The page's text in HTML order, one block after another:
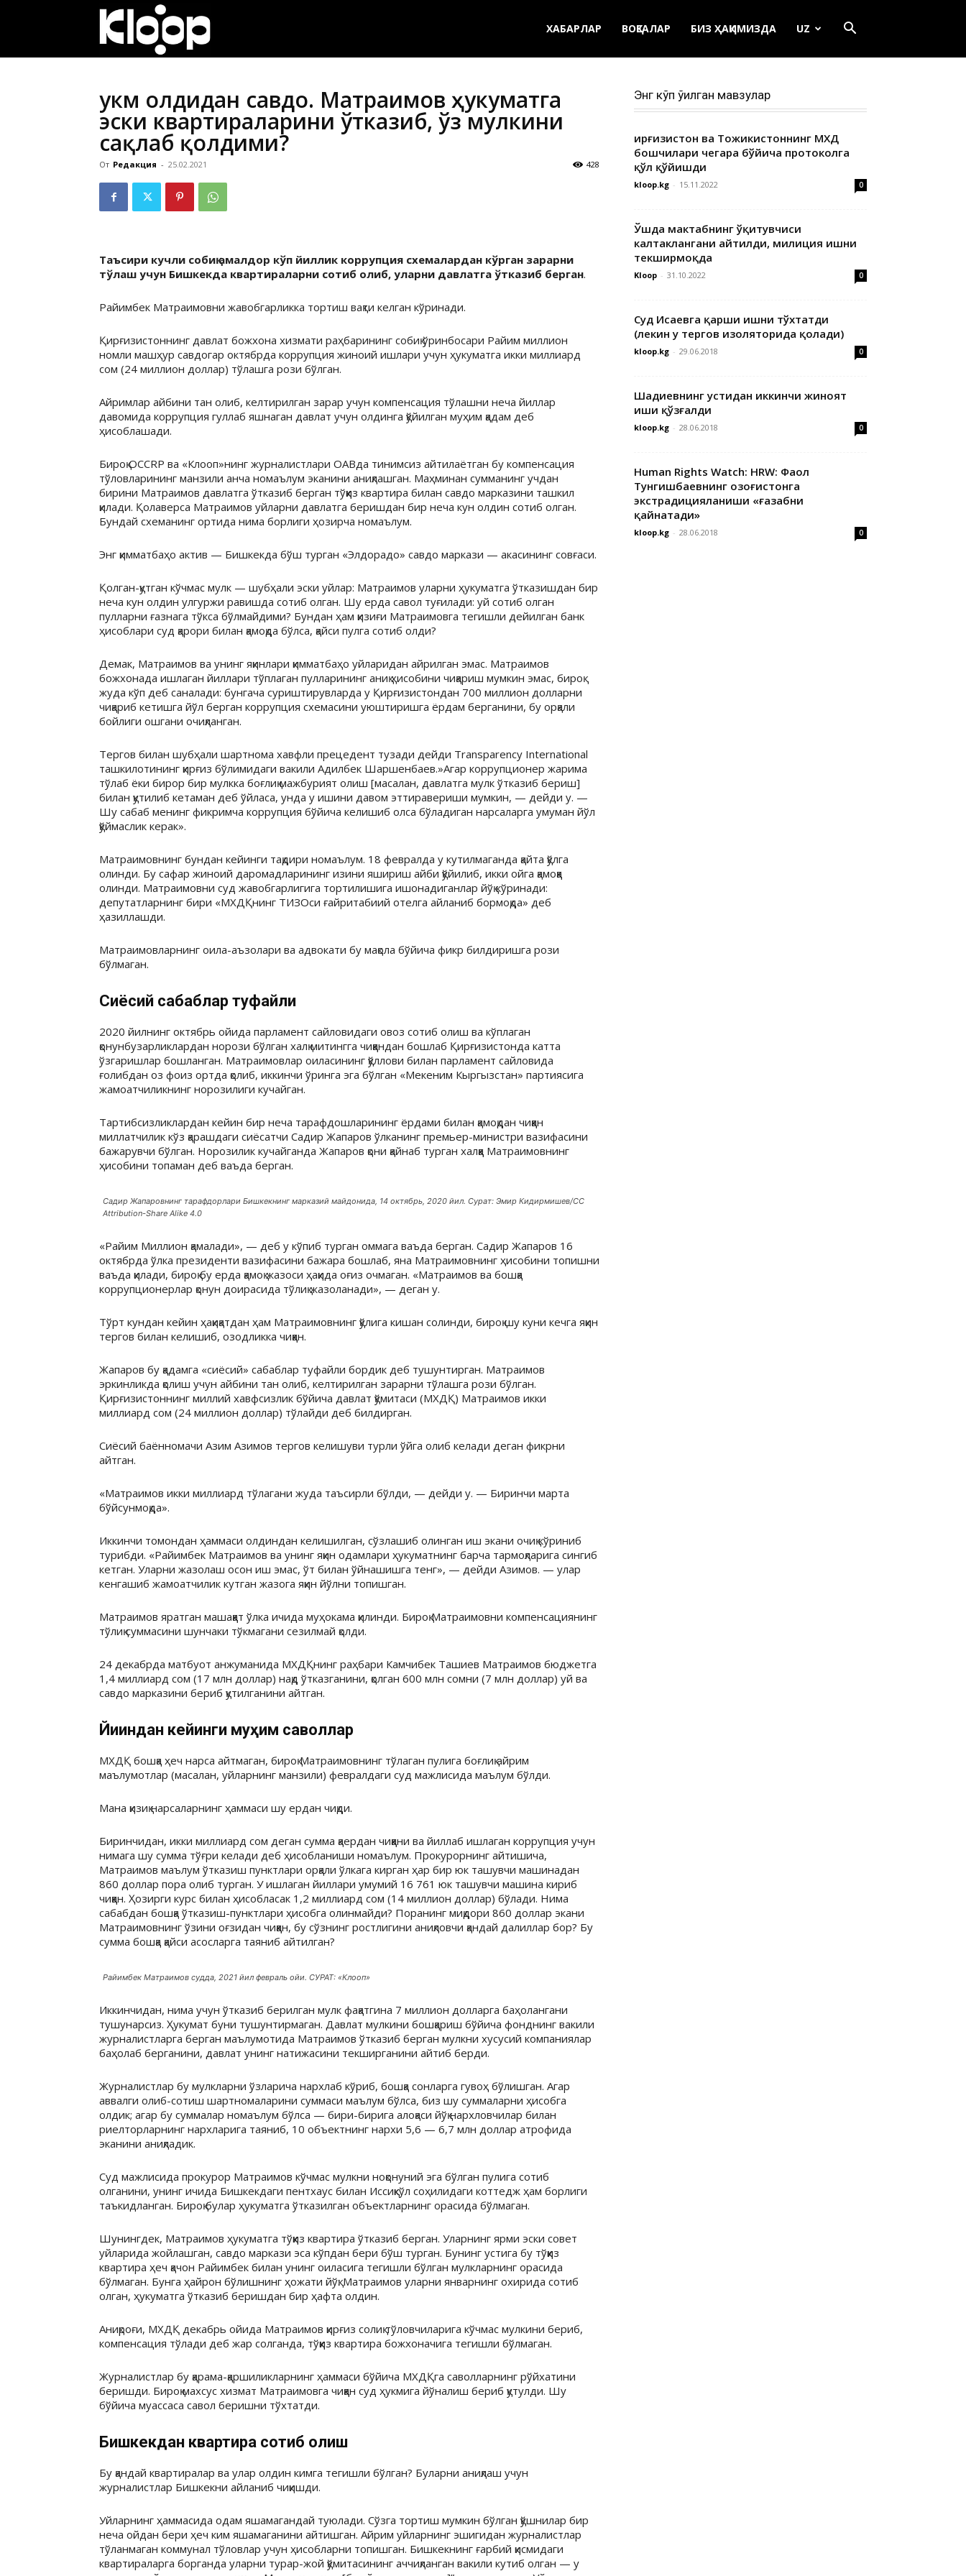
ХАБАРЛАР ВОҚЕАЛАР БИЗ ҲАҚИМИЗДА UZ
Ҳукм олдидан савдо. Матраимов ҳукуматга
эски квартираларини ўтказиб, ўз мулкини
сақлаб қолдими?
От Редакция - 25.02.2021 428
Таъсири кучли собиқ амалдор кўп йиллик коррупция схемалардан кўрган зарарни
тўлаш учун Бишкекда квартираларни сотиб олиб, уларни давлатга ўтказиб берган.
Райимбек Матраимовни жавобгарликка тортиш вақти келган кўринади.
Қирғизистоннинг давлат божхона хизмати раҳбарининг собиқ ўринбосари Райим миллион
номли машҳур савдогар октябрда коррупция жиноий ишлари учун ҳукуматга икки миллиард
сом (24 миллион доллар) тўлашга рози бўлган.
Айримлар айбини тан олиб, келтирилган зарар учун компенсация тўлашни неча йиллар
давомида коррупция гуллаб яшнаган давлат учун олдинга қўйилган муҳим қадам деб
ҳисоблашади.
Бироқ OCCRP ва «Клооп»нинг журналистлари ОАВда тинимсиз айтилаётган бу компенсация
тўловларининг манзили анча номаълум эканини аниқлашган. Маҳминан сумманинг учдан
бирини Матраимов давлатга ўтказиб берган тўққиз квартира билан савдо марказини ташкил
қилади. Қолаверса Матраимов уйларни давлатга беришдан бир неча кун олдин сотиб олган.
Бундай схеманинг ортида нима борлиги ҳозирча номаълум.
Энг қимматбаҳо актив — Бишкекда бўш турган «Элдорадо» савдо маркази — акасининг совғаси.
Қолган-қутган кўчмас мулк — шубҳали эски уйлар: Матраимов уларни ҳукуматга ўтказишдан бир
неча кун олдин улгуржи равишда сотиб олган. Шу ерда савол туғилади: уй сотиб олган
пулларни ғазнага тўкса бўлмайдими? Бундан ҳам қизиғи Матраимовга тегишли дейилган банк
ҳисоблари суд қарори билан қамоқда бўлса, қайси пулга сотиб олди?
Демак, Матраимов ва унинг яқинлари қимматбаҳо уйларидан айрилган эмас. Матраимов
божхонада ишлаган йиллари тўплаган пулларининг аниқ ҳисобини чиқариш мумкин эмас, бироқ
жуда кўп деб саналади: бунгача суриштирувларда у Қирғизистондан 700 миллион долларни
чиқариб кетишга йўл берган коррупция схемасини уюштиришга ёрдам берганини, бу орқали
бойлиги ошгани очиқланган.
Тергов билан шубҳали шартнома хавфли прецедент тузади дейди Transparency International
ташкилотининг қирғиз бўлимидаги вакили Адилбек Шаршенбаев.»Агар коррупционер жарима
тўлаб ёки бирор бир мулкка боғлиқ мажбурият олиш [масалан, давлатга мулк ўтказиб бериш]
билан қутилиб кетаман деб ўйласа, унда у ишини давом эттиравериши мумкин, — дейди у. —
Шу сабаб менинг фикримча коррупция бўйича келишиб олса бўладиган нарсаларга умуман йўл
қўймаслик керак».
Матраимовнинг бундан кейинги тақдири номаълум. 18 февралда у кутилмаганда қайта қўлга
олинди. Бу сафар жиноий даромадларининг изини яшириш айби қўйилиб, икки ойга қамоққа
олинди. Матраимовни суд жавобгарлигига тортилишига ишонадиганлар йўқ кўринади:
депутатларнинг бири «МХДҚнинг ТИЗОси ғайритабиий отелга айланиб бормоқда» деб
ҳазиллашди.
Матраимовларнинг оила-аъзолари ва адвокати бу мақола бўйича фикр билдиришга рози
бўлмаган.
Сиёсий сабаблар туфайли
2020 йилнинг октябрь ойида парламент сайловидаги овоз сотиб олиш ва кўплаган
қонунбузарликлардан норози бўлган халқ митингга чиққандан бошлаб Қирғизистонда катта
ўзгаришлар бошланган. Матраимовлар оиласининг қўллови билан парламент сайловида
ғолибдан оз фоиз ортда қолиб, иккинчи ўринга эга бўлган «Мекеним Кыргызстан» партиясига
жамоатчиликнинг норозилиги кучайган.
Тартибсизликлардан кейин бир неча тарафдошларининг ёрдами билан қамоқдан чиққан
миллатчилик кўз қарашдаги сиёсатчи Садир Жапаров ўлканинг премьер-министри вазифасини
бажарувчи бўлган. Норозилик кучайганда Жапаров қони қайнаб турган халққа Матраимовнинг
ҳисобини топаман деб ваъда берган.
Садир Жапаровнинг тарафдорлари Бишкекнинг марказий майдонида, 14 октябрь, 2020 йил. Сурат: Эмир Кидирмишев/CC
Attribution-Share Alike 4.0
«Райим Миллион қамалади», — деб у кўпиб турган оммага ваъда берган. Садир Жапаров 16
октябрда ўлка президенти вазифасини бажара бошлаб, яна Матраимовнинг ҳисобини топишни
ваъда қилади, бироқ бу ерда қамоқ жазоси ҳақида оғиз очмаган. «Матраимов ва бошқа
коррупционерлар қонун доирасида тўлиқ жазоланади», — деган у.
Тўрт кундан кейин ҳақиқатдан ҳам Матраимовнинг қўлига кишан солинди, бироқ шу куни кечга яқин
тергов билан келишиб, озодликка чиққан.
Жапаров бу қадамга «сиёсий» сабаблар туфайли бордик деб тушунтирган. Матраимов
эркинликда қолиш учун айбини тан олиб, келтирилган зарарни тўлашга рози бўлган.
Қирғизистоннинг миллий хавфсизлик бўйича давлат қўмитаси (МХДҚ) Матраимов икки
миллиард сом (24 миллион доллар) тўлайди деб билдирган.
Сиёсий баённомачи Азим Азимов тергов келишуви турли ўйга олиб келади деган фикрни
айтган.
«Матраимов икки миллиард тўлагани жуда таъсирли бўлди, — дейди у. — Биринчи марта
бўйсунмоқда».
Иккинчи томондан ҳаммаси олдиндан келишилган, сўзлашиб олинган иш экани очиқ кўриниб
турибди. «Райимбек Матраимов ва унинг яқин одамлари ҳукуматнинг барча тармоқларига сингиб
кетган. Уларни жазолаш осон иш эмас, ўт билан ўйнашишга тенг», — дейди Азимов. — улар
кенгашиб жамоатчилик кутган жазога яқин йўлни топишган.
Матраимов яратган машаққат ўлка ичида муҳокама қилинди. Бироқ Матраимовни компенсациянинг
тўлиқ суммасини шунчаки тўкмагани сезилмай қолди.
24 декабрда матбуот анжуманида МХДҚнинг раҳбари Камчибек Ташиев Матраимов бюджетга
1,4 миллиард сом (17 млн доллар) нақд ўтказганини, қолган 600 млн сомни (7 млн доллар) уй ва
савдо марказини бериб қутилганини айтган.
Йиғиндан кейинги муҳим саволлар
МХДҚ бошқа ҳеч нарса айтмаган, бироқ Матраимовнинг тўлаган пулига боғлиқ айрим
маълумотлар (масалан, уйларнинг манзили) февралдаги суд мажлисида маълум бўлди.
Мана қизиқ нарсаларнинг ҳаммаси шу ердан чиқди.
Биринчидан, икки миллиард сом деган сумма қаердан чиққани ва йиллаб ишлаган коррупция учун
нимага шу сумма тўғри келади деб ҳисобланиши номаълум. Прокурорнинг айтишича,
Матраимов маълум ўтказиш пунктлари орқали ўлкага кирган ҳар бир юк ташувчи машинадан
860 доллар пора олиб турган. У ишлаган йиллари умумий 16 761 юк ташувчи машина кириб
чиққан. Ҳозирги курс билан ҳисобласак 1,2 миллиард сом (14 миллион доллар) бўлади. Нима
сабабдан бошқа ўтказиш-пунктлари ҳисобга олинмайди? Поранинг миқдори 860 доллар экани
Матраимовнинг ўзини оғзидан чиққан, бу сўзнинг ростлигини аниқловчи қандай далиллар бор? Бу
сумма бошқа қайси асосларга таяниб айтилган?
Райимбек Матраимов судда, 2021 йил февраль ойи. СУРАТ: «Клооп»
Иккинчидан, нима учун ўтказиб берилган мулк фақатгина 7 миллион долларга баҳолангани
тушунарсиз. Ҳукумат буни тушунтирмаган. Давлат мулкини бошқариш бўйича фонднинг вакили
журналистларга берган маълумотида Матраимов ўтказиб берган мулкни хусусий компаниялар
баҳолаб берганини, давлат унинг натижасини текширганини айтиб берди.
Журналистлар бу мулкларни ўзларича нархлаб кўриб, бошқа сонларга гувоҳ бўлишган. Агар
аввалги олиб-сотиш шартномаларини суммаси маълум бўлса, биз шу суммаларни ҳисобга
олдик; агар бу суммалар номаълум бўлса — бири-бирига алоқаси йўқ нархловчилар билан
риелторларнинг нархларига таяниб, 10 объектнинг нархи 5,6 — 6,7 млн доллар атрофида
эканини аниқладик.
Суд мажлисида прокурор Матраимов кўчмас мулкни ноқонуний эга бўлган пулига сотиб
олганини, унинг ичида Бишкекдаги пентхаус билан Иссиқкўл соҳилидаги коттедж ҳам борлиги
таъкидланган. Бироқ булар ҳукуматга ўтказилган объектларнинг орасида бўлмаган.
Шунингдек, Матраимов ҳукуматга тўққиз квартира ўтказиб берган. Уларнинг ярми эски совет
уйларида жойлашган, савдо маркази эса кўпдан бери бўш турган. Бунинг устига бу тўққиз
квартира ҳеч қачон Райимбек билан унинг оиласига тегишли бўлган мулкларнинг орасида
бўлмаган. Бунга ҳайрон бўлишнинг ҳожати йўқ: Матраимов уларни январнинг охирида сотиб
олган, ҳукуматга ўтказиб беришдан бир ҳафта олдин.
Аниқроғи, МХДҚ декабрь ойида Матраимов қирғиз солиқ тўловчиларига кўчмас мулкини бериб,
компенсация тўлади деб жар солганда, тўққиз квартира божхоначига тегишли бўлмаган.
Журналистлар бу қарама-қаршиликларнинг ҳаммаси бўйича МХДҚга саволларнинг рўйхатини
беришди. Бироқ махсус хизмат Матраимовга чиққан суд ҳукмига йўналиш бериб қутулди. Шу
бўйича муассаса савол беришни тўхтатди.
Бишкекдан квартира сотиб олиш
Бу қандай квартиралар ва улар олдин кимга тегишли бўлган? Буларни аниқлаш учун
журналистлар Бишкекни айланиб чиқишди.
Уйларнинг ҳаммасида одам яшамагандай туюлади. Сўзга тортиш мумкин бўлган қўшнилар бир
неча ойдан бери ҳеч ким яшамаганини айтишган. Айрим уйларнинг эшигидан журналистлар
тўланмаган коммунал тўловлар учун ҳисобларни топишган. Бишкекнинг ғарбий қисмидаги
квартираларга борганда уларни турар-жой қўмитасининг аччиқланган вакили кутиб олган — у
Энг кўп ўқилган мавзулар
Қирғизистон ва Тожикистоннинг МХДҚ
бошчилари чегара бўйича протоколга
қўл қўйишди
kloop.kg - 15.11.2022 0
Ўшда мактабнинг ўқитувчиси
калтаклангани айтилди, милиция ишни
текширмоқда
Kloop - 31.10.2022 0
Суд Исаевга қарши ишни тўхтатди
(лекин у тергов изоляторида қолади)
kloop.kg - 29.06.2018 0
Шадиевнинг устидан иккинчи жиноят
иши қўзғалди
kloop.kg - 28.06.2018 0
Human Rights Watch: HRW: Фаол
Тунгишбаевнинг Қозоғистонга
экстрадицияланиши «ғазабни
қайнатади»
kloop.kg - 28.06.2018 0